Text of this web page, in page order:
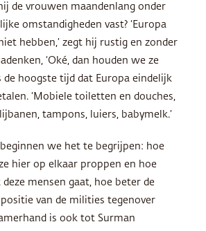
de vrouwen maandenlang onder
omstandigheden vast? ‘Europa
hebben,’ zegt hij rustig en zonder
‘Oké, dan houden we ze
de hoogste tijd dat Europa eindelijk
‘Mobiele toiletten en douches,
tampons, luiers, babymelk.’
beginnen we het te begrijpen: hoe
hier op elkaar proppen en hoe
mensen gaat, hoe beter de
van de milities tegenover
is ook tot Surman